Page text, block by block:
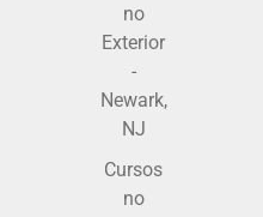
no
Exterior
-
Newark,
NJ
Cursos
no